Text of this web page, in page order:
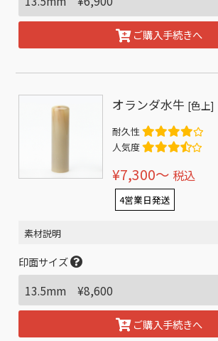
ご購入手続きへ
オランダ水牛 [色上]
耐久性
人気度
¥7,300〜 税込
4営業日発送
素材説明
印面サイズ
ご購入手続きへ